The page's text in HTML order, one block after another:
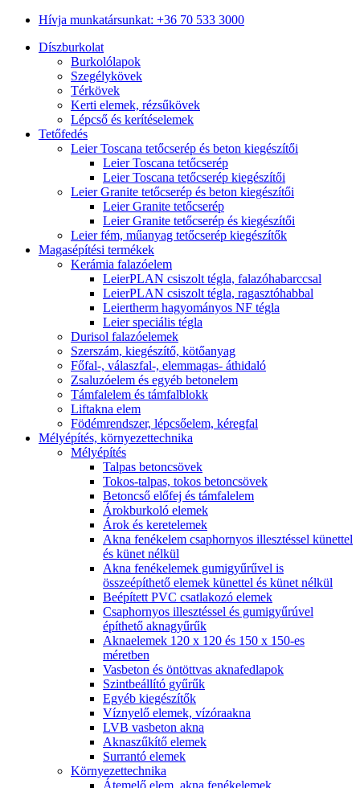
Hívja munkatársunkat: +36 70 533 3000
Díszburkolat
Burkolólapok
Szegélykövek
Térkövek
Kerti elemek, rézsűkövek
Lépcső és kerítéselemek
Tetőfedés
Leier Toscana tetőcserép és beton kiegészítői
Leier Toscana tetőcserép
Leier Toscana tetőcserép kiegészítői
Leier Granite tetőcserép és beton kiegészítői
Leier Granite tetőcserép
Leier Granite tetőcserép és kiegészítői
Leier fém, műanyag tetőcserép kiegészítők
Magasépítési termékek
Kerámia falazóelem
LeierPLAN csiszolt tégla, falazóhabarccsal
LeierPLAN csiszolt tégla, ragasztóhabbal
Leiertherm hagyományos NF tégla
Leier speciális tégla
Durisol falazóelemek
Szerszám, kiegészítő, kötőanyag
Főfal-, válaszfal-, elemmagas- áthidaló
Zsaluzóelem és egyéb betonelem
Támfalelem és támfalblokk
Liftakna elem
Födémrendszer, lépcsőelem, kéregfal
Mélyépítés, környezettechnika
Mélyépítés
Talpas betoncsövek
Tokos-talpas, tokos betoncsövek
Betoncső előfej és támfalelem
Árokburkoló elemek
Árok és keretelemek
Akna fenékelem csaphornyos illesztéssel künettel
és künet nélkül
Akna fenékelemek gumigyűrűvel is
összeépíthető elemek künettel és künet nélkül
Beépített PVC csatlakozó elemek
Csaphornyos illesztéssel és gumigyűrúvel
építhető aknagyűrűk
Aknaelemek 120 x 120 és 150 x 150-es
méretben
Vasbeton és öntöttvas aknafedlapok
Szintbeállító gyűrűk
Egyéb kiegészítők
Víznyelő elemek, vízóraakna
LVB vasbeton akna
Aknaszűkítő elemek
Surrantó elemek
Környezettechnika
Átemelő elem, akna fenékelemek